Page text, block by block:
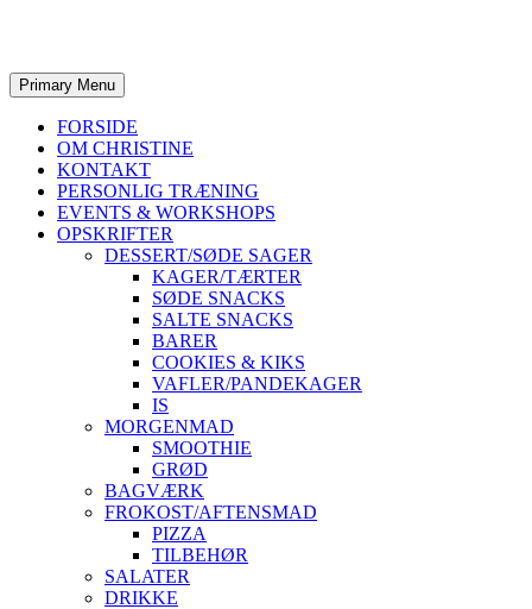
Primary Menu
FORSIDE
OM CHRISTINE
KONTAKT
PERSONLIG TRÆNING
EVENTS & WORKSHOPS
OPSKRIFTER
DESSERT/SØDE SAGER
KAGER/TÆRTER
SØDE SNACKS
SALTE SNACKS
BARER
COOKIES & KIKS
VAFLER/PANDEKAGER
IS
MORGENMAD
SMOOTHIE
GRØD
BAGVÆRK
FROKOST/AFTENSMAD
PIZZA
TILBEHØR
SALATER
DRIKKE